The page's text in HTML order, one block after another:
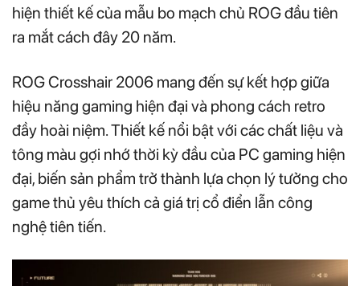
hiện thiết kế của mẫu bo mạch chủ ROG đầu tiên
ra mắt cách đây 20 năm.
ROG Crosshair 2006 mang đến sự kết hợp giữa
hiệu năng gaming hiện đại và phong cách retro
đầy hoài niệm. Thiết kế nổi bật với các chất liệu và
tông màu gợi nhớ thời kỳ đầu của PC gaming hiện
đại, biến sản phẩm trở thành lựa chọn lý tưởng cho
game thủ yêu thích cả giá trị cổ điển lẫn công
nghệ tiên tiến.